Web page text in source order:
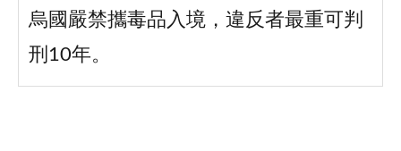
烏國嚴禁攜毒品入境，違反者最重可判
刑10年。